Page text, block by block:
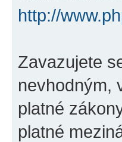
http://
Zavazujete
nevhodným,
platné
platné